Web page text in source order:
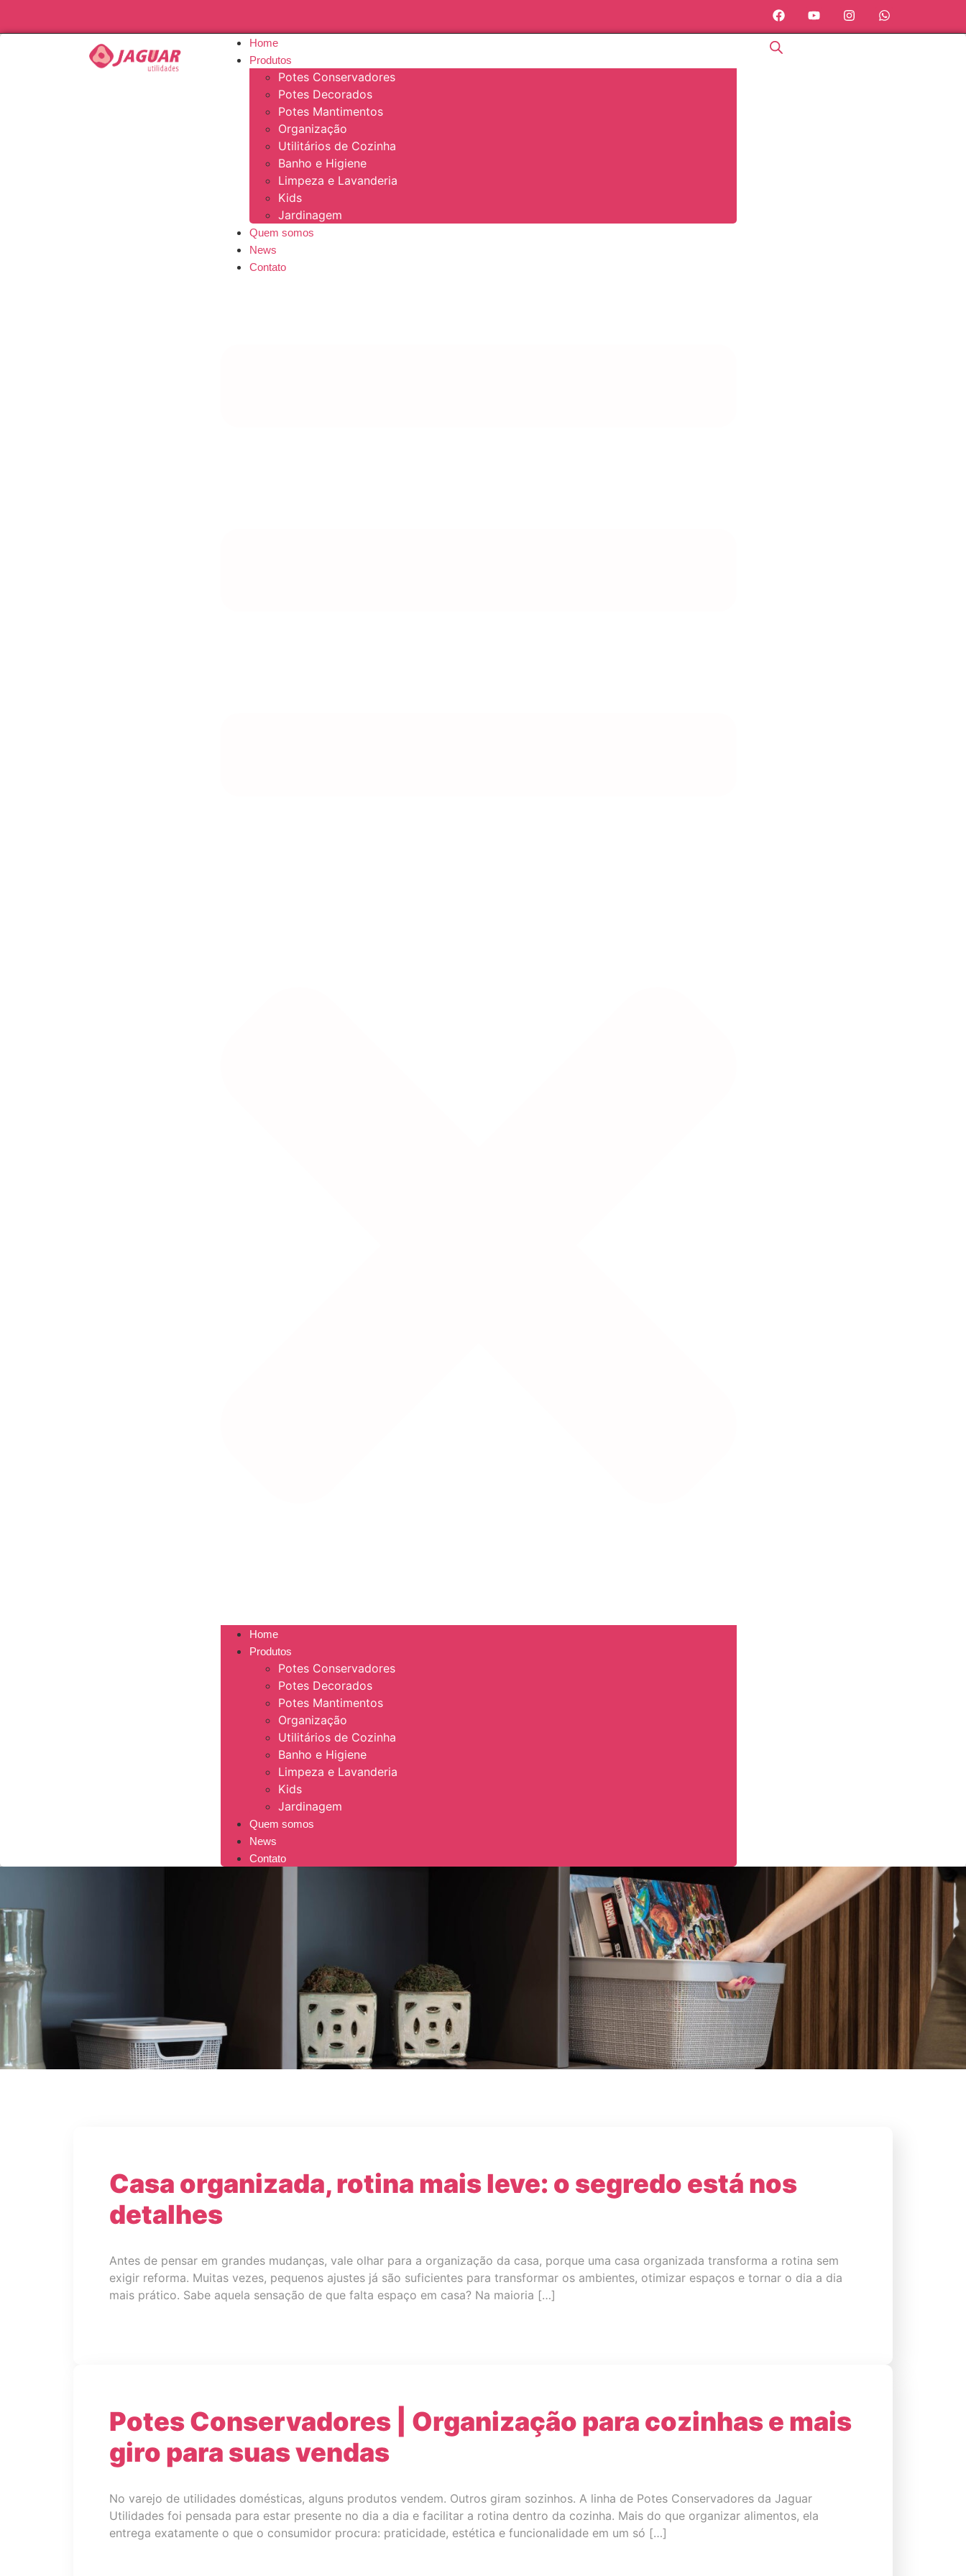
Home
Produtos
Potes Conservadores
Potes Decorados
Potes Mantimentos
Organização
Utilitários de Cozinha
Banho e Higiene
Limpeza e Lavanderia
Kids
Jardinagem
Quem somos
News
Contato
Home
Produtos
Potes Conservadores
Potes Decorados
Potes Mantimentos
Organização
Utilitários de Cozinha
Banho e Higiene
Limpeza e Lavanderia
Kids
Jardinagem
Quem somos
News
Contato
Casa organizada, rotina mais leve: o segredo está nos
detalhes
Antes de pensar em grandes mudanças, vale olhar para a organização da casa, porque uma casa organizada transforma a rotina sem
exigir reforma. Muitas vezes, pequenos ajustes já são suficientes para transformar os ambientes, otimizar espaços e tornar o dia a dia
mais prático. Sabe aquela sensação de que falta espaço em casa? Na maioria […]
Potes Conservadores | Organização para cozinhas e mais
giro para suas vendas
No varejo de utilidades domésticas, alguns produtos vendem. Outros giram sozinhos. A linha de Potes Conservadores da Jaguar
Utilidades foi pensada para estar presente no dia a dia e facilitar a rotina dentro da cozinha. Mais do que organizar alimentos, ela
entrega exatamente o que o consumidor procura: praticidade, estética e funcionalidade em um só […]